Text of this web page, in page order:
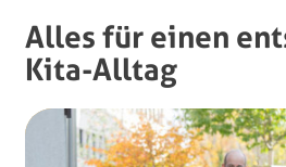
Alles für einen
Kita-Alltag